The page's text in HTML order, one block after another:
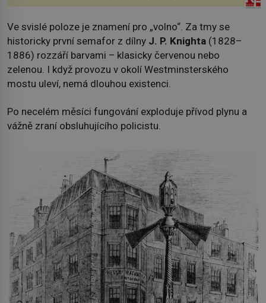
Ve svislé poloze je znamení pro „volno“. Za tmy se
historicky první semafor z dílny J. P. Knighta (1828–
1886) rozzáří barvami – klasicky červenou nebo
zelenou. I když provozu v okolí Westminsterského
mostu uleví, nemá dlouhou existenci.
Po necelém měsíci fungování exploduje přívod plynu a
vážně zraní obsluhujícího policistu.